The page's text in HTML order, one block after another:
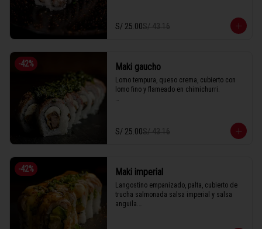
1 Tabla (10 unidades)
S/ 25.00S/ 43.16
-42% Maki gaucho
Lomo tempura, queso crema, cubierto con
lomo fino y flameado en chimichurri.
1 Tabla (10 unidades)
S/ 25.00S/ 43.16
-42% Maki imperial
Langostino empanizado, palta, cubierto de
trucha salmonada salsa imperial y salsa
anguila.